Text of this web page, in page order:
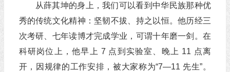
从薛其坤的身上，我们可以看到中华民族那种优
秀的传统文化精神：坚韧不拔、持之以恒。他历经三
次考研、七年读博才完成学业，可谓十年磨一剑。在
科研岗位上，他早上 7 点到实验室、晚上 11 点离
开，因规律的工作安排，被大家称为“7—11 先生”。